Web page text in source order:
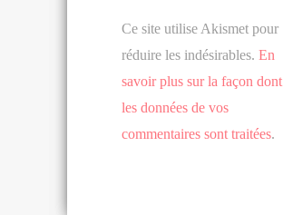
Ce site utilise Akismet pour
réduire les indésirables. En
savoir plus sur la façon dont
les données de vos
commentaires sont traitées.